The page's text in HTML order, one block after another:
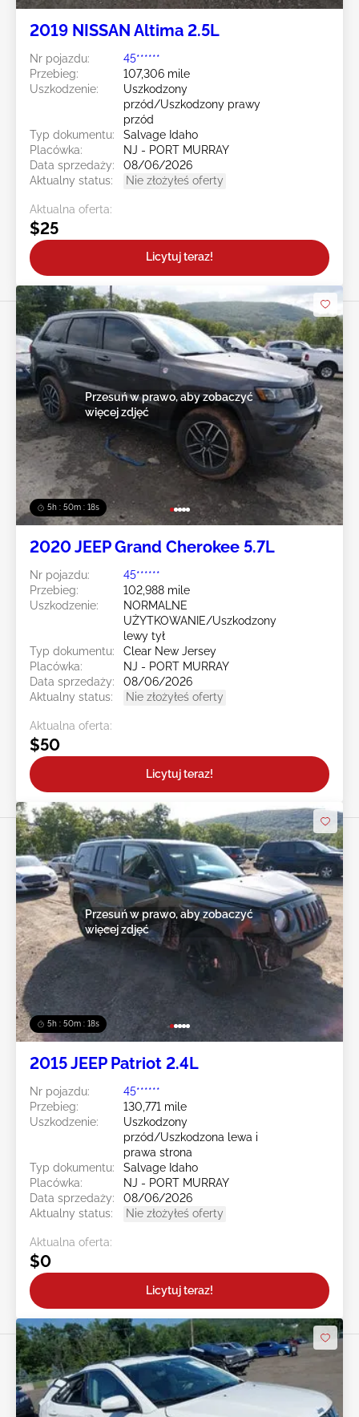
2019 NISSAN Altima 2.5L
Nr pojazdu:
45******
Przebieg:
107,306 mile
Uszkodzenie:
Uszkodzony
przód/Uszkodzony prawy
przód
Typ dokumentu:
Salvage Idaho
Placówka:
NJ - PORT MURRAY
Data sprzedaży:
08/06/2026
Aktualny status:
Nie złożyłeś oferty
Aktualna oferta:
$25
Licytuj teraz!
5h : 50m : 16s
Przesuń w prawo, aby zobaczyć
więcej zdjęć
2020 JEEP Grand Cherokee 5.7L
Nr pojazdu:
45******
Przebieg:
102,988 mile
Uszkodzenie:
NORMALNE
UŻYTKOWANIE/Uszkodzony
lewy tył
Typ dokumentu:
Clear New Jersey
Placówka:
NJ - PORT MURRAY
Data sprzedaży:
08/06/2026
Aktualny status:
Nie złożyłeś oferty
Aktualna oferta:
$50
Licytuj teraz!
5h : 50m : 16s
Przesuń w prawo, aby zobaczyć
więcej zdjęć
2015 JEEP Patriot 2.4L
Nr pojazdu:
45******
Przebieg:
130,771 mile
Uszkodzenie:
Uszkodzony
przód/Uszkodzona lewa i
prawa strona
Typ dokumentu:
Salvage Idaho
Placówka:
NJ - PORT MURRAY
Data sprzedaży:
08/06/2026
Aktualny status:
Nie złożyłeś oferty
Aktualna oferta:
$0
Licytuj teraz!